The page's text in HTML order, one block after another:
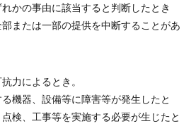
かの事由に該当すると判断したとき
または一部の提供を中断することがあ
力によるとき。
機器、設備等に障害等が発生したと
検、工事等を実施する必要が生じたと